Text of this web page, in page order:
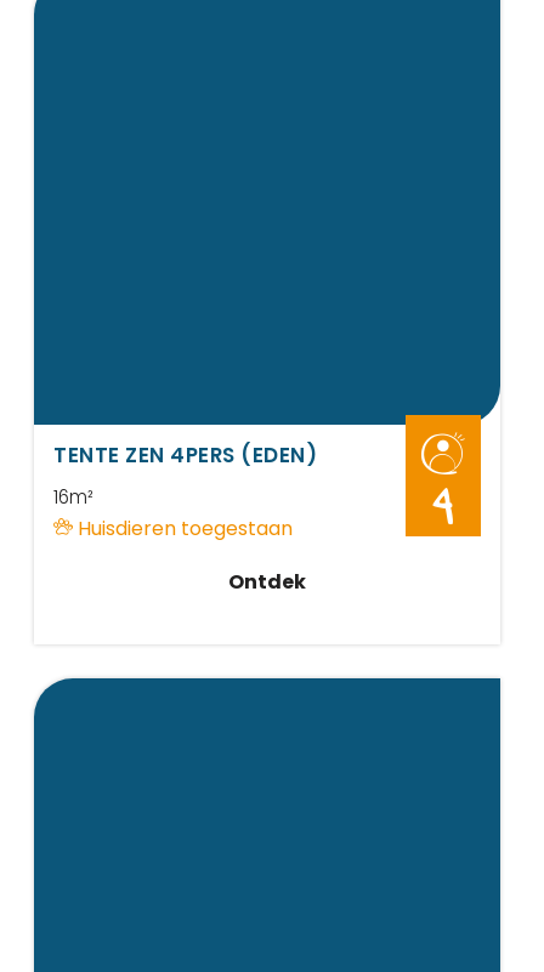
TENTE ZEN 4PERS (EDEN)
16m²
Huisdieren toegestaan 4
Ontdek